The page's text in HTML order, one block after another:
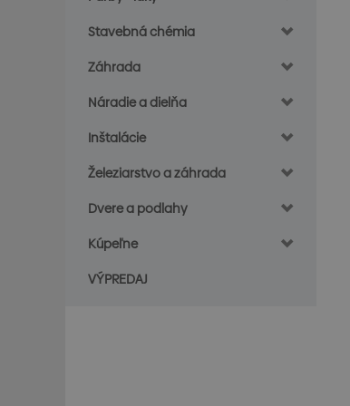
Stavebná chémia
Záhrada
Náradie a dielňa
Inštalácie
Železiarstvo a záhrada
Dvere a podlahy
Kúpeľne
VÝPREDAJ